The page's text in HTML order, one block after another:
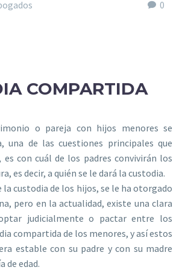
0
COMPARTIDA
o pareja con hijos menores se
una de las cuestiones principales que
es con cuál de los padres convivirán los
es decir, a quién se le dará la custodia.
custodia de los hijos, se le ha otorgado
pero en la actualidad, existe una clara
judicialmente o pactar entre los
compartida de los menores, y así estos
estable con su padre y con su madre
de edad.